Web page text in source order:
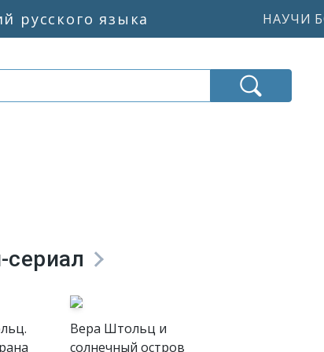
русского языка НАУЧИ
Вера Штольц и
солнечный остров